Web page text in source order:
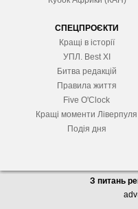
СПЕЦПРОЄКТИ
Кращі в історії
УПЛ. Best XІ
Битва редакцій
Правила життя
Five O'Clock
Кращі моменти Ліверпуля
Подія дня
З питань